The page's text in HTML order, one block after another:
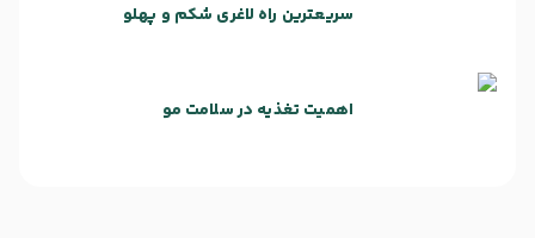
سریعترین راه لاغری شکم و پهلو
اهمیت تغذیه در سلامت مو